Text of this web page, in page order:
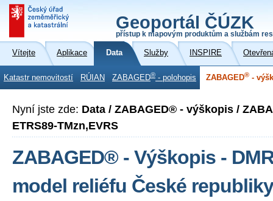
Geoportál ČÚZK
přístup k mapovým produktům a službám
Vítejte Aplikace Data Služby INSPIRE
Katastr nemovitostí RÚIAN ZABAGED® - polohopis ZABAGED® -
Nyní jste zde: Data / ZABAGED® - výškopis /
ETRS89-TMzn,EVRS
ZABAGED® - Výškopis -
model reliéfu České